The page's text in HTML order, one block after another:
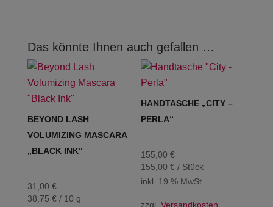
Das könnte Ihnen auch gefallen …
BEYOND LASH
VOLUMIZING MASCARA
„BLACK INK“
31,00 €
38,75 €/ 10 g
HANDTASCHE „CITY –
PERLA“
155,00€
155,00€ / Stück
inkl. 19 % MwSt.
zzgl.Versandkosten